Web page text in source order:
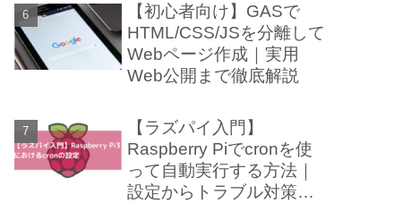
【初心者向け】GASで
HTML/CSS/JSを分離して
Webページ作成｜実用
Web公開まで徹底解説
【ラズパイ入門】
Raspberry Piでcronを使
って自動実行する方法｜
設定からトラブル対策ま